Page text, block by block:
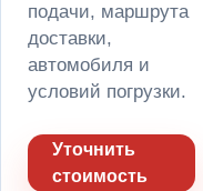
подачи, маршрута
доставки,
автомобиля и
условий погрузки.
Уточнить
стоимость